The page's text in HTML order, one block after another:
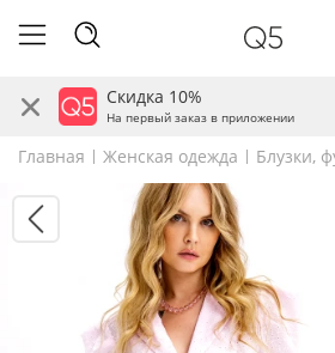
Скидка 10%
На первый заказ в приложении
Главная Женская одежда Блузки,